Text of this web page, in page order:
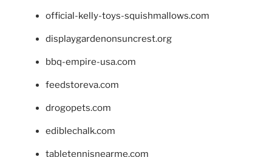
official-kelly-toys-squishmallows.com
displaygardenonsuncrest.org
bbq-empire-usa.com
feedstoreva.com
drogopets.com
ediblechalk.com
tabletennisnearme.com